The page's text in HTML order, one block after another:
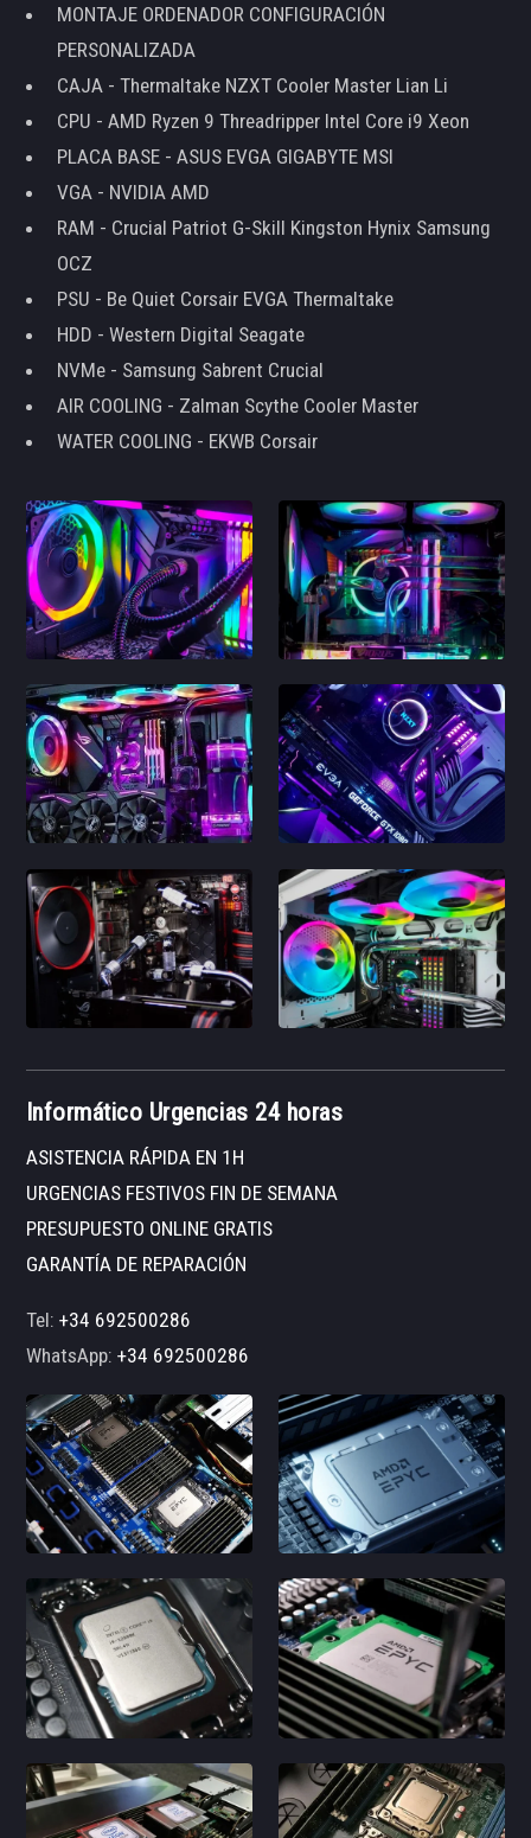
MONTAJE ORDENADOR CONFIGURACIÓN
PERSONALIZADA
CAJA - Thermaltake NZXT Cooler Master Lian Li
CPU - AMD Ryzen 9 Threadripper Intel Core i9 Xeon
PLACA BASE - ASUS EVGA GIGABYTE MSI
VGA - NVIDIA AMD
RAM - Crucial Patriot G-Skill Kingston Hynix Samsung
OCZ
PSU - Be Quiet Corsair EVGA Thermaltake
HDD - Western Digital Seagate
NVMe - Samsung Sabrent Crucial
AIR COOLING - Zalman Scythe Cooler Master
WATER COOLING - EKWB Corsair
Informático Urgencias 24 horas
ASISTENCIA RÁPIDA EN 1H
URGENCIAS FESTIVOS FIN DE SEMANA
PRESUPUESTO ONLINE GRATIS
GARANTÍA DE REPARACIÓN
Tel:+34 692500286
WhatsApp:+34 692500286